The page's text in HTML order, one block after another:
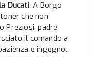
Ducati. A Borgo
che non
Preziosi, padre
il comando a
e ingegno,